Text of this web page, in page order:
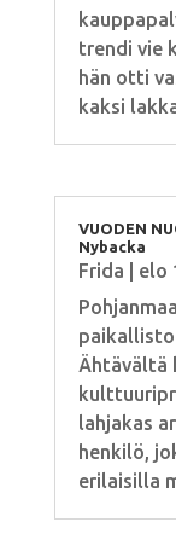
trendi vie
hän otti
kaksi
VUODEN
Nybacka
Frida elo
Ähtävältä
lahjakas
henkilö,
erilaisilla